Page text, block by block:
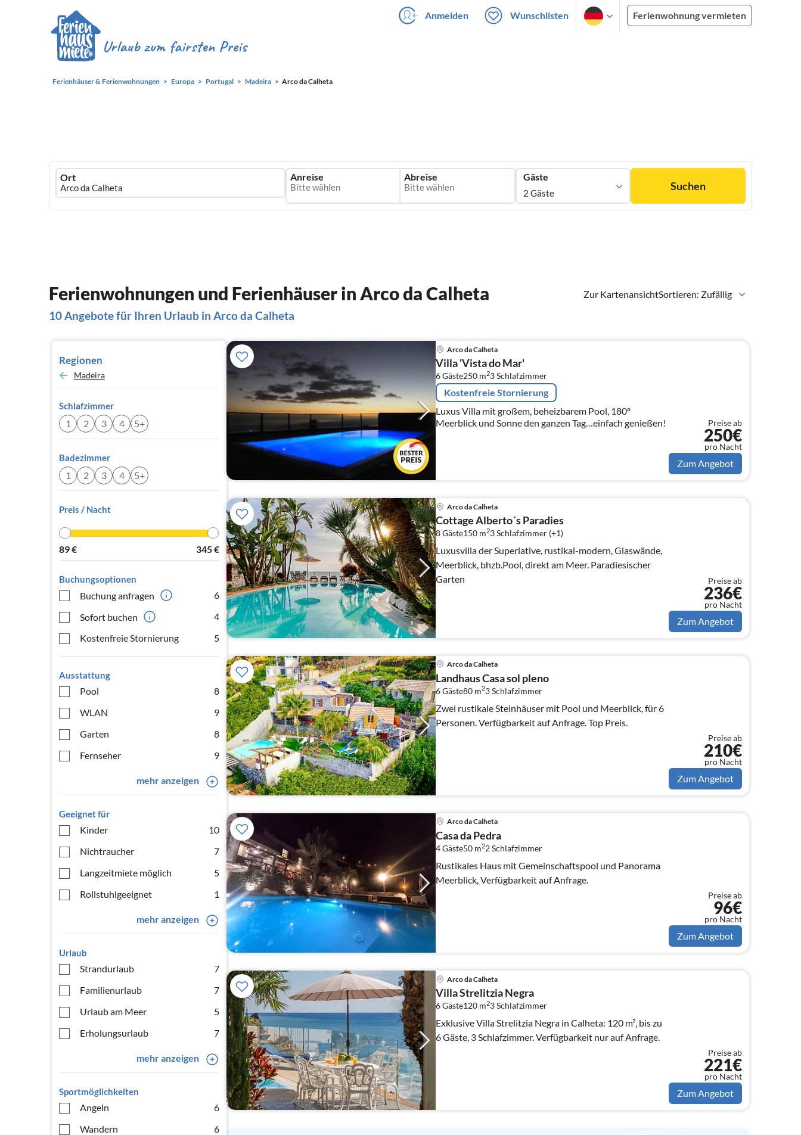
Anmelden Wunschlisten Ferienwohnung vermieten
Ferienhäuser & Ferienwohnungen Europa Portugal Madeira Arco da Calheta
Ferienhausmiete
logo
Ort Anreise Abreise Gäste
2 Gäste
Suchen
Zur KartenansichtSortieren: Zufällig
Ferienwohnungen und Ferienhäuser in Arco da Calheta
10 Angebote für Ihren Urlaub in Arco da Calheta
Regionen
Madeira
Schlafzimmer
1 2 3 4 5+
Badezimmer
1 2 3 4 5+
Preis / Nacht
89€ 345€
Buchungsoptionen
Buchung anfragen
6
Sofort buchen
4
Kostenfreie Stornierung
5
Ausstattung
Pool
8
WLAN
9
Garten
8
Fernseher
9
mehr anzeigen
Geeignet für
Kinder
10
Nichtraucher
7
Langzeitmiete möglich
5
Rollstuhlgeeignet
1
mehr anzeigen
Urlaub
Strandurlaub
7
Familienurlaub
7
Urlaub am Meer
5
Erholungsurlaub
7
mehr anzeigen
Sportmöglichkeiten
Angeln
6
Wandern
6
Arco da Calheta
Villa 'Vista do Mar'
6 Gäste250 m23Schlafzimmer
Kostenfreie Stornierung
Luxus Villa mit großem, beheizbarem Pool, 180º
Meerblick und Sonne den ganzen Tag…einfach genießen!
Preise ab
250€
pro Nacht
Zum Angebot
Arco da Calheta
Cottage Alberto´s Paradies
8 Gäste150 m23Schlafzimmer (+1)
Luxusvilla der Superlative, rustikal-modern, Glaswände,
Meerblick, bhzb.Pool, direkt am Meer. Paradiesischer
Garten
Preise ab
236€
pro Nacht
Zum Angebot
Arco da Calheta
Landhaus Casa sol pleno
6 Gäste80 m23Schlafzimmer
Zwei rustikale Steinhäuser mit Pool und Meerblick, für 6
Personen. Verfügbarkeit auf Anfrage. Top Preis.
Preise ab
210€
pro Nacht
Zum Angebot
Arco da Calheta
Casa da Pedra
4 Gäste50 m22Schlafzimmer
Rustikales Haus mit Gemeinschaftspool und Panorama
Meerblick, Verfügbarkeit auf Anfrage.
Preise ab
96€
pro Nacht
Zum Angebot
Arco da Calheta
Villa Strelitzia Negra
6 Gäste120 m23Schlafzimmer
Exklusive Villa Strelitzia Negra in Calheta: 120 m², bis zu
6 Gäste, 3 Schlafzimmer. Verfügbarkeit nur auf Anfrage.
Preise ab
221€
pro Nacht
Zum Angebot